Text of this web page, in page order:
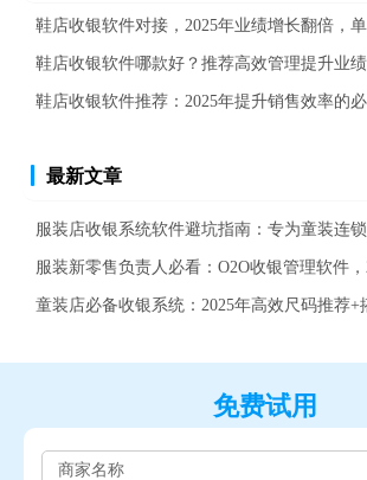
鞋店收银软件对接，2025年业绩增长翻倍，单
鞋店收银软件哪款好？推荐高效管理提升业绩
鞋店收银软件推荐：2025年提升销售效率的必
最新文章
服装店收银系统软件避坑指南：专为童装连锁
服装新零售负责人必看：O2O收银管理软件，
童装店必备收银系统：2025年高效尺码推荐+
免费试用